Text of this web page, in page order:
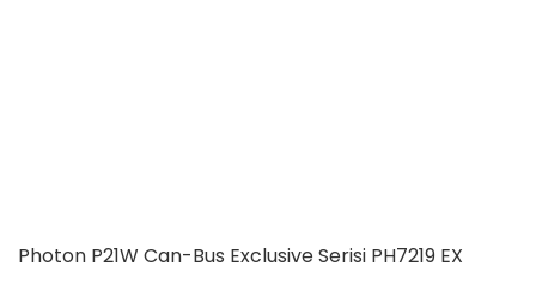
Photon P21W Can-Bus Exclusive Serisi PH7219 EX